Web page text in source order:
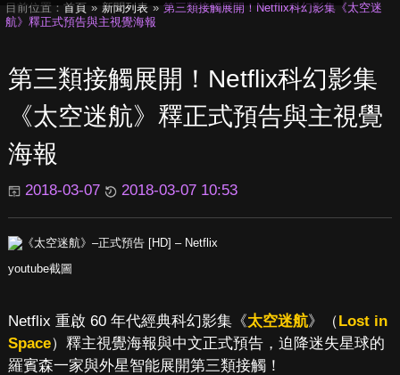
目前位置： 首頁 新聞列表
第三類接觸展開！Netflix科幻影集《太空迷
航》釋正式預告與主視覺海報
第三類接觸展開！Netflix科幻影集
《太空迷航》釋正式預告與主視覺
海報
2018-03-07 2018-03-07 10:53
youtube截圖
Netflix 重啟 60 年代經典科幻影集《太空迷航》（Lost in
Space）釋主視覺海報與中文正式預告，迫降迷失星球的
羅賓森一家與外星智能展開第三類接觸！